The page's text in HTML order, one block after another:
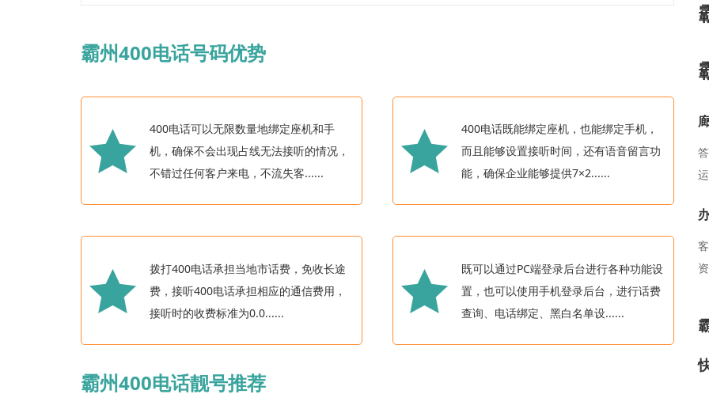
霸州400电话号码优势
400电话可以无限数量地绑定座机和手
机，确保不会出现占线无法接听的情况，
不错过任何客户来电，不流失客......
400电话既能绑定座机，也能绑定手机，
而且能够设置接听时间，还有语音留言功
能，确保企业能够提供7×2......
拨打400电话承担当地市话费，免收长途
费，接听400电话承担相应的通信费用，
接听时的收费标准为0.0......
既可以通过PC端登录后台进行各种功能设
置，也可以使用手机登录后台，进行话费
查询、电话绑定、黑白名单设......
霸州400电话靓号推荐